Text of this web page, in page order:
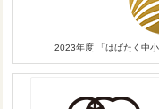
2023年度 「はばたく中